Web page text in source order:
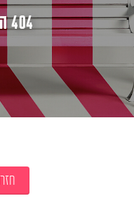
404 העמוד לא נמצא